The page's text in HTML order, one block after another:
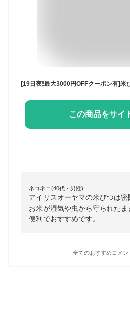
この商品をサイ
ネコネコ(40代・男性)
アイリスオーヤマの米びつは密
お米が湿気や虫から守られた
便利でおすすめです。
全てのおすすめコメン